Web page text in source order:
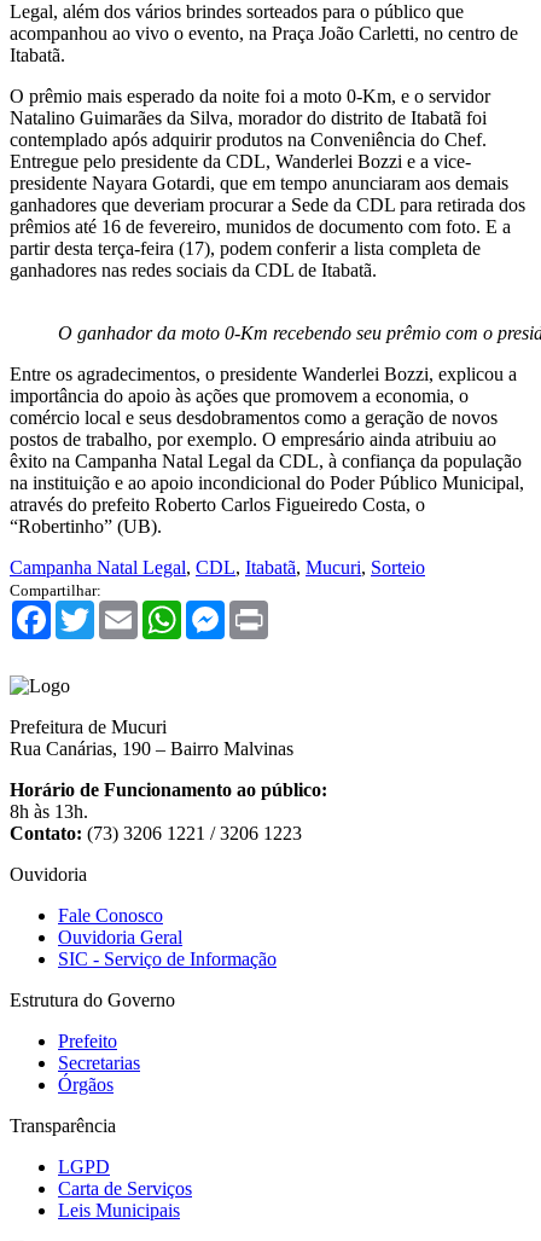
Legal, além dos vários brindes sorteados para o público que
acompanhou ao vivo o evento, na Praça João Carletti, no centro de
Itabatã.
O prêmio mais esperado da noite foi a moto 0-Km, e o servidor
Natalino Guimarães da Silva, morador do distrito de Itabatã foi
contemplado após adquirir produtos na Conveniência do Chef.
Entregue pelo presidente da CDL, Wanderlei Bozzi e a vice-
presidente Nayara Gotardi, que em tempo anunciaram aos demais
ganhadores que deveriam procurar a Sede da CDL para retirada dos
prêmios até 16 de fevereiro, munidos de documento com foto. E a
partir desta terça-feira (17), podem conferir a lista completa de
ganhadores nas redes sociais da CDL de Itabatã.
O ganhador da moto 0-Km recebendo seu prêmio com o
Entre os agradecimentos, o presidente Wanderlei Bozzi, explicou a
importância do apoio às ações que promovem a economia, o
comércio local e seus desdobramentos como a geração de novos
postos de trabalho, por exemplo. O empresário ainda atribuiu ao
êxito na Campanha Natal Legal da CDL, à confiança da população
na instituição e ao apoio incondicional do Poder Público Municipal,
através do prefeito Roberto Carlos Figueiredo Costa, o
“Robertinho” (UB).
Campanha Natal Legal, CDL, Itabatã, Mucuri, Sorteio
Compartilhar:
Facebook
TwitterEmail WhatsAppMessenger
Prefeitura de Mucuri
Rua Canárias, 190 – Bairro Malvinas
Horário de Funcionamento ao público:
8h às 13h.
Contato: (73) 3206 1221 / 3206 1223
Ouvidoria
Fale Conosco
Ouvidoria Geral
SIC - Serviço de Informação
Estrutura do Governo
Prefeito
Secretarias
Órgãos
Transparência
LGPD
Carta de Serviços
Leis Municipais